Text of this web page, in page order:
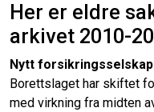
Her er eldre
arkivet 2010-
Nytt forsikringsselskap
Borettslaget har skiftet
med virkning fra midten